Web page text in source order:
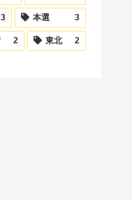
3 本選 3
2 東北 2